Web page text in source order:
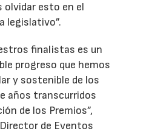
olvidar esto en el
legislativo”.
finalistas es un
progreso que hemos
y sostenible de los
años transcurridos
de los Premios”,
de Eventos